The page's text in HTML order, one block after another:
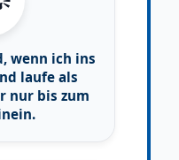
wenn ich ins
laufe als
nur bis zum